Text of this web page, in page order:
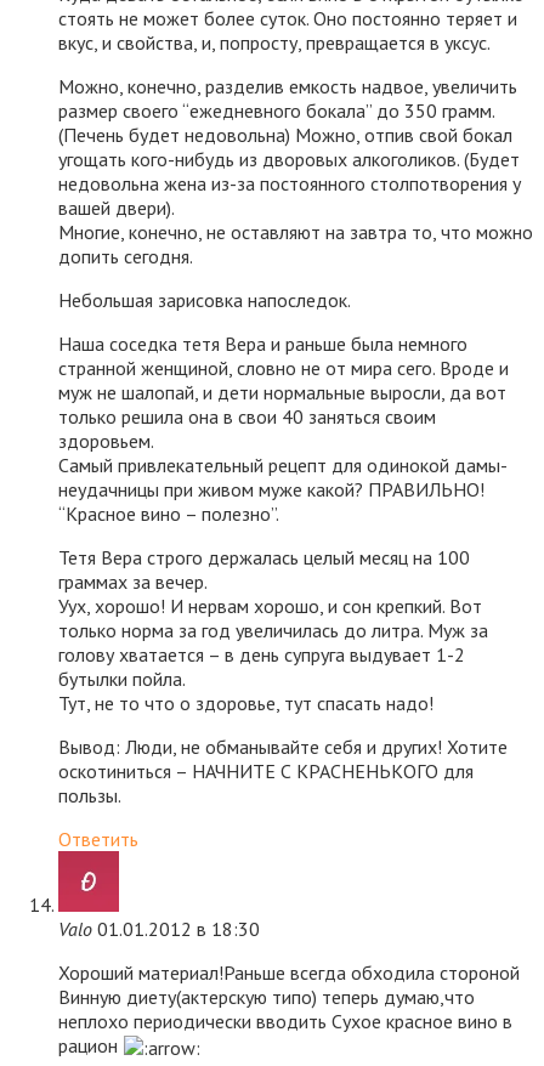
стоять не может более суток. Оно постоянно теряет и
вкус, и свойства, и, попросту, превращается в уксус.
Можно, конечно, разделив емкость надвое, увеличить
размер своего “ежедневного бокала” до 350 грамм.
(Печень будет недовольна) Можно, отпив свой бокал
угощать кого-нибудь из дворовых алкоголиков. (Будет
недовольна жена из-за постоянного столпотворения у
вашей двери).
Многие, конечно, не оставляют на завтра то, что можно
допить сегодня.
Небольшая зарисовка напоследок.
Наша соседка тетя Вера и раньше была немного
странной женщиной, словно не от мира сего. Вроде и
муж не шалопай, и дети нормальные выросли, да вот
только решила она в свои 40 заняться своим
здоровьем.
Самый привлекательный рецепт для одинокой дамы-
неудачницы при живом муже какой? ПРАВИЛЬНО!
“Красное вино – полезно”.
Тетя Вера строго держалась целый месяц на 100
граммах за вечер.
Уух, хорошо! И нервам хорошо, и сон крепкий. Вот
только норма за год увеличилась до литра. Муж за
голову хватается – в день супруга выдувает 1-2
бутылки пойла.
Тут, не то что о здоровье, тут спасать надо!
Вывод: Люди, не обманывайте себя и других! Хотите
оскотиниться – НАЧНИТЕ С КРАСНЕНЬКОГО для
пользы.
Ответить
Valo 01.01.2012 в 18:30
Хороший материал!Раньше всегда обходила стороной
Винную диету(актерскую типо) теперь думаю,что
неплохо периодически вводить Сухое красное вино в
рацион